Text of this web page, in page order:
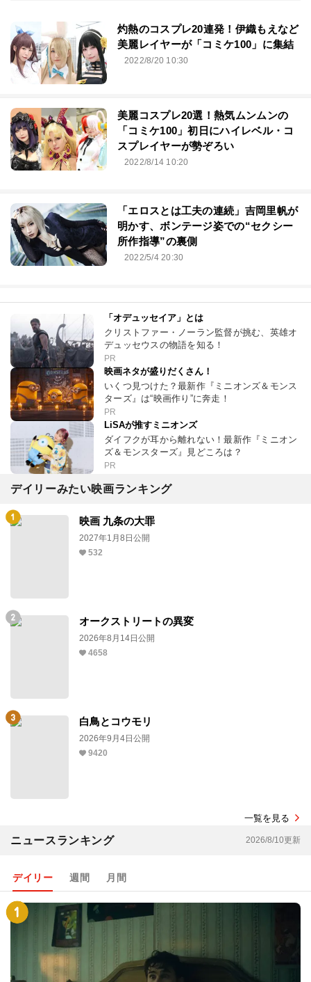
灼熱のコスプレ20連発！伊織もえなど
美麗レイヤーが「コミケ100」に集結
2022/8/20 10:30
美麗コスプレ20選！熱気ムンムンの
「コミケ100」初日にハイレベル・コ
スプレイヤーが勢ぞろい
2022/8/14 10:20
「エロスとは工夫の連続」吉岡里帆が
明かす、ボンテージ姿での“セクシー
所作指導”の裏側
2022/5/4 20:30
「オデュッセイア」とは
クリストファー・ノーラン監督が挑む、英雄オ
デュッセウスの物語を知る！
PR
映画ネタが盛りだくさん！
いくつ見つけた？最新作『ミニオンズ＆モンス
ターズ』は“映画作り”に奔走！
PR
LiSAが推すミニオンズ
ダイフクが耳から離れない！最新作『ミニオン
ズ＆モンスターズ』見どころは？
PR
デイリーみたい映画ランキング
映画 九条の大罪
2027年1月8日公開
532
オークストリートの異変
2026年8月14日公開
4658
白鳥とコウモリ
2026年9月4日公開
9420
一覧を見る
ニュースランキング 2026/8/10更新
デイリー 週間 月間